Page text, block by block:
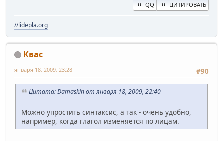
QQ ЦИТИРОВАТЬ
//lidepla.org
Квас
#90
января 18, 2009, 23:28
Цитата: Damaskin от января 18, 2009, 22:40
Можно упростить синтаксис, а так - очень удобно,
например, когда глагол изменяется по лицам.